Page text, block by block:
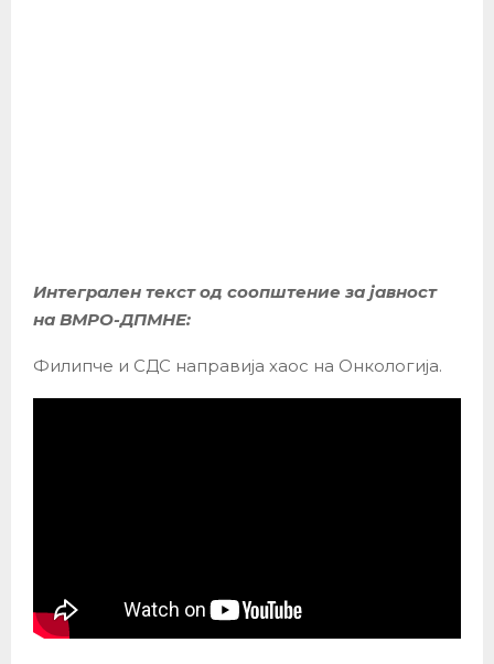
Интегрален текст од соопштение за јавност
на ВМРО-ДПМНЕ:
Филипче и СДС направија хаос на Онкологија.